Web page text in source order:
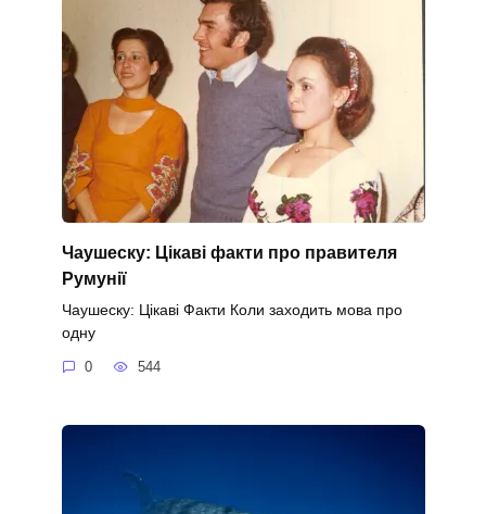
Чаушеску: Цікаві факти про правителя
Румунії
Чаушеску: Цікаві Факти Коли заходить мова про
одну
0 544